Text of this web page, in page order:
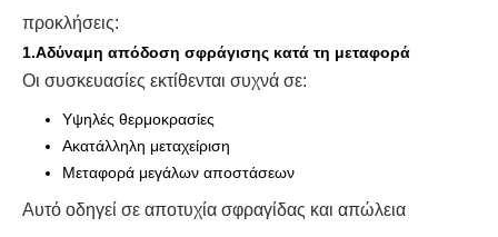
προκλήσεις:
1.Αδύναμη απόδοση σφράγισης κατά τη μεταφορά
Οι συσκευασίες εκτίθενται συχνά σε:
Υψηλές θερμοκρασίες
Ακατάλληλη μεταχείριση
Μεταφορά μεγάλων αποστάσεων
Αυτό οδηγεί σε αποτυχία σφραγίδας και απώλεια